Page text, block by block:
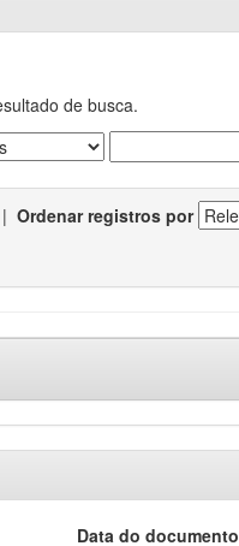
de busca.
| Ordenar registros por
Data do documento